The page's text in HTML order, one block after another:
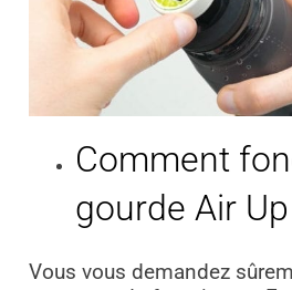
Comment
gourde Air
Vous vous demandez